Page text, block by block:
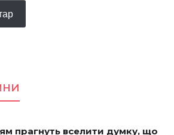
прагнуть вселити думку, що